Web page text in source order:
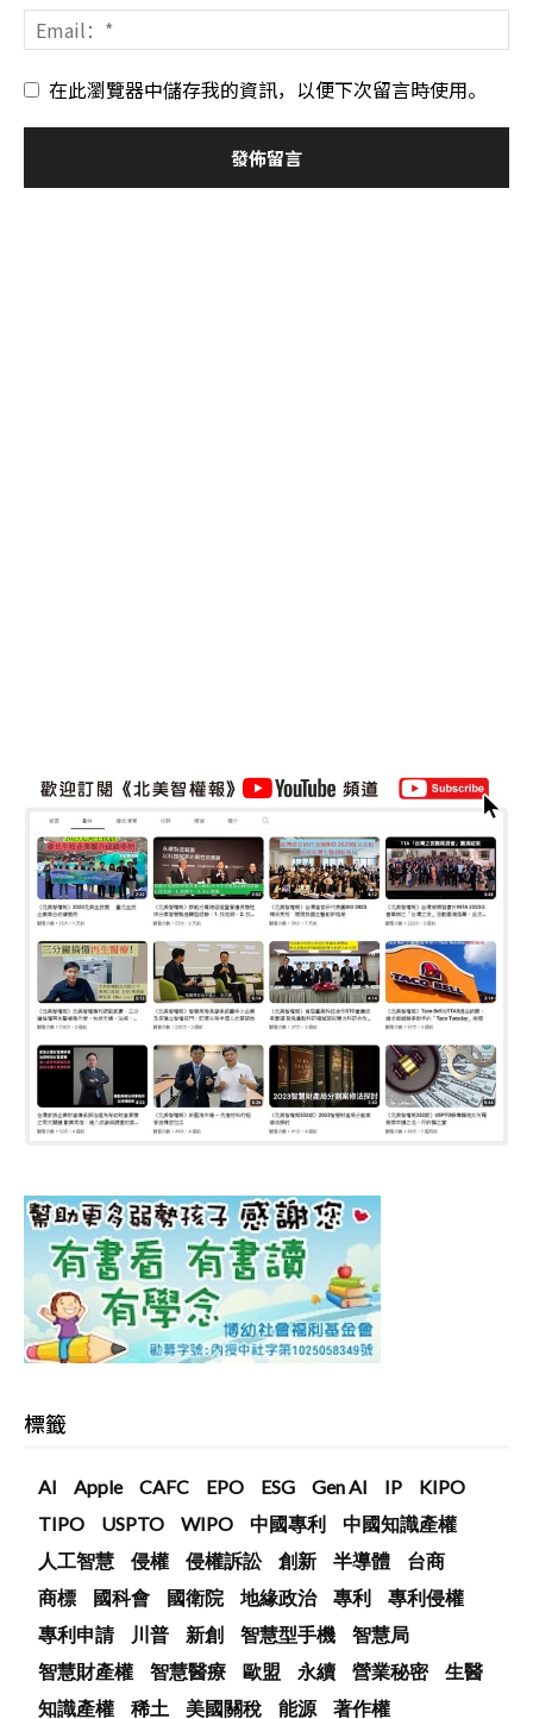
在此瀏覽器中儲存我的資訊，以便下次留言時使用。
標籤
AI Apple CAFC EPO ESG Gen AI IP
KIPO
TIPO
USPTO WIPO 中國專利
中國知識產權
人工智慧
侵權 侵權訴訟 創新 半導體
台商
商標
國科會 國衛院 地緣政治 專利
專利侵權
專利申請
川普 新創 智慧型手機
智慧局
智慧財產權
智慧醫療 歐盟 永續 營業秘密
生醫
知識產權
稀土 美國關稅 能源 著作權